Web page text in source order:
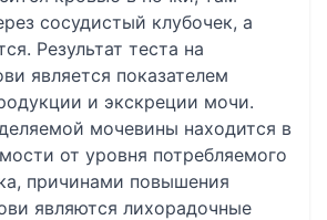
сосудистый клубочек, а
Результат теста на
является показателем
и экскреции мочи.
мочевины находится в
от уровня потребляемого
причинами повышения
являются лихорадочные